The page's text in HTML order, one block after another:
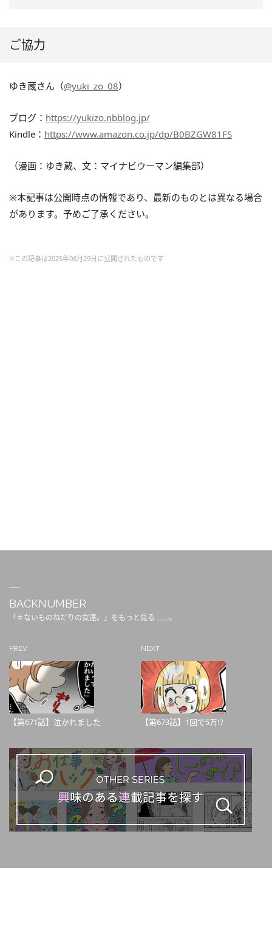
ご協力
ゆき蔵さん（@yuki_zo_08）
ブログ： https://yukizo.nbblog.jp/
Kindle： https://www.amazon.co.jp/dp/B0BZGW81FS
（漫画：ゆき蔵、文：マイナビウーマン編集部）
※本記事は公開時点の情報であり、最新のものとは異なる場合
があります。予めご了承ください。
※この記事は2025年08月29日に公開されたものです
BACKNUMBER
「＃ないものねだりの女達。」をもっと見る
PREV
【第671話】泣かれました
NEXT
【第673話】1回で5万!?